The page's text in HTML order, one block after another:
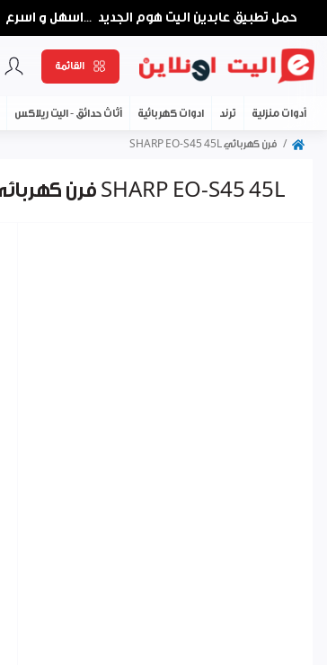
حمل تطبيق عابدين اليت هوم الجديد ...اسهل و اسرع
القائمة
أدوات منزلية ترند ادوات كهربائية أثاث حدائق - اليت ريلاكس
فرن كهربائي SHARP EO-S45 45L
فرن كهربائي SHARP EO-S45 45L